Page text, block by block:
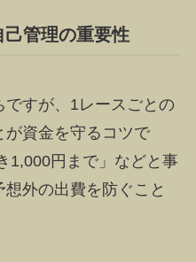
管理の重要性
すが、1レースごとの
資金を守るコツで
1,000円まで」などと事
外の出費を防ぐこと